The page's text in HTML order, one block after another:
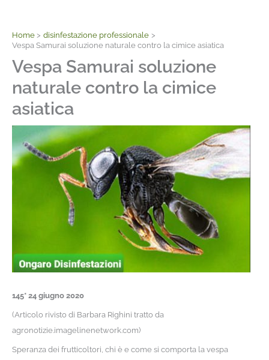
Home
disinfestazione professionale
Vespa Samurai soluzione naturale contro la cimice asiatica
Vespa Samurai soluzione
naturale contro la cimice
asiatica
145* 24 giugno 2020
(Articolo rivisto di Barbara Righini tratto da
agronotizie.imagelinenetwork.com)
Speranza dei frutticoltori, chi è e come si comporta la vespa